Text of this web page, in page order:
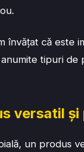
învățat că
tipuri
versatil
un produs